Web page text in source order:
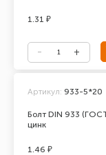
1.31 ₽
Болт DIN 933
цинк
Артикул: 933-5*20
1.46 ₽